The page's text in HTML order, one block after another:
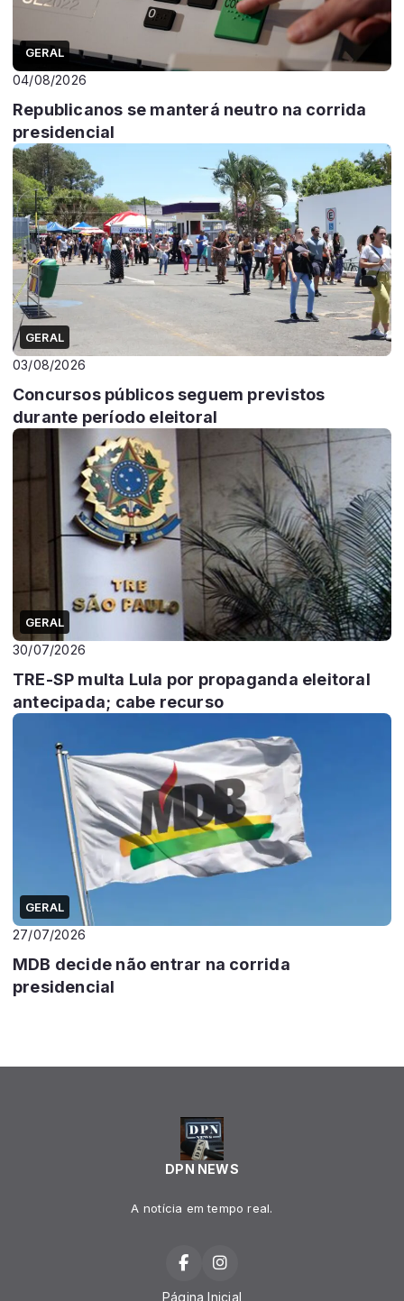
GERAL
04/08/2026
Republicanos se manterá neutro na corrida
presidencial
GERAL
03/08/2026
Concursos públicos seguem previstos
durante período eleitoral
GERAL
30/07/2026
TRE-SP multa Lula por propaganda eleitoral
antecipada; cabe recurso
GERAL
27/07/2026
MDB decide não entrar na corrida
presidencial
DPN NEWS
A notícia em tempo real.
Página Inicial